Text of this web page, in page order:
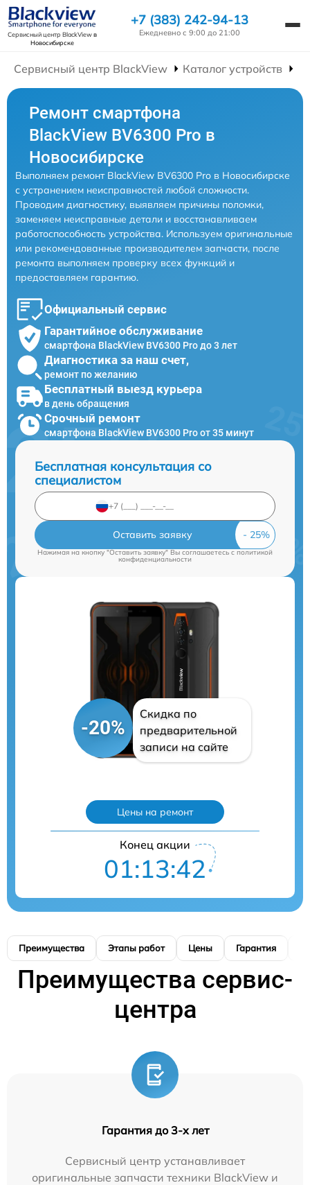
Сервисный центр BlackViewв
Новосибирске
+7 (383) 242-94-13
Ежедневно с 9:00 до 21:00
Сервисный центр BlackView Каталог устройств
Ремонт смартфона
BlackView BV6300 Pro в
Новосибирске
Выполняем ремонт BlackView BV6300 Pro в Новосибирске
с устранением неисправностей любой сложности.
Проводим диагностику, выявляем причины поломки,
заменяем неисправные детали и восстанавливаем
работоспособность устройства. Используем оригинальные
или рекомендованные производителем запчасти, после
ремонта выполняем проверку всех функций и
предоставляем гарантию.
Официальный сервис
Гарантийное обслуживание
смартфона BlackView BV6300 Pro до 3 лет
Диагностика за наш счет,
ремонт по желанию
Бесплатный выезд курьера
в день обращения
Срочный ремонт
смартфона BlackView BV6300 Pro от 35 минут
Бесплатная консультация со
специалистом
Оставить заявку
Нажимая на кнопку "Оставить заявку" Вы соглашаетесь cполитикой
конфиденциальности
-20%
Скидка по
предварительной
записи на сайте
Цены на ремонт
Конец акции
01:13:41
Преимущества Этапы работ Цены Гарантия
Преимущества сервис-
центра
Гарантия до 3-х лет
Сервисный центр устанавливает
оригинальные запчасти техники BlackView и